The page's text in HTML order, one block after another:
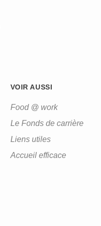
VOIR AUSSI
Food @ work
Le Fonds de carrière
Liens utiles
Accueil efficace